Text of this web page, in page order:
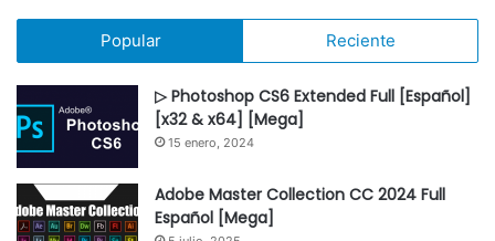
Popular Reciente
▷ Photoshop CS6 Extended Full [Español]
[x32 & x64] [Mega]
15 enero, 2024
Adobe Master Collection CC 2024 Full
Español [Mega]